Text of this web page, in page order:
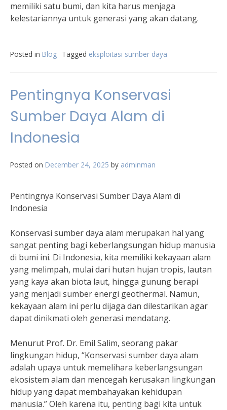
memiliki satu bumi, dan kita harus menjaga
kelestariannya untuk generasi yang akan datang.
Posted in Blog Tagged eksploitasi sumber daya
Pentingnya Konservasi
Sumber Daya Alam di
Indonesia
Posted on December 24, 2025 by adminman
Pentingnya Konservasi Sumber Daya Alam di
Indonesia
Konservasi sumber daya alam merupakan hal yang
sangat penting bagi keberlangsungan hidup manusia
di bumi ini. Di Indonesia, kita memiliki kekayaan alam
yang melimpah, mulai dari hutan hujan tropis, lautan
yang kaya akan biota laut, hingga gunung berapi
yang menjadi sumber energi geothermal. Namun,
kekayaan alam ini perlu dijaga dan dilestarikan agar
dapat dinikmati oleh generasi mendatang.
Menurut Prof. Dr. Emil Salim, seorang pakar
lingkungan hidup, “Konservasi sumber daya alam
adalah upaya untuk memelihara keberlangsungan
ekosistem alam dan mencegah kerusakan lingkungan
hidup yang dapat membahayakan kehidupan
manusia.” Oleh karena itu, penting bagi kita untuk